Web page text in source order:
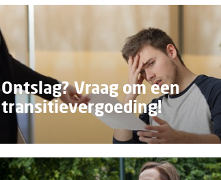
Ontslag? Vraag om een
transitievergoeding!